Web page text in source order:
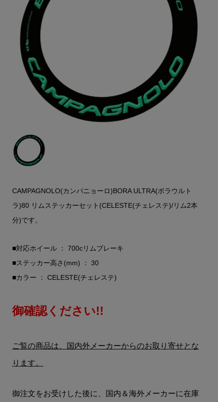
CAMPAGNOLO(カンパニョーロ)BORA ULTRA(ボラウルト
ラ)80 リムステッカーセット(CELESTE(チェレステ)/リム2本
分)です。
■対応ホイール ： 700cリムブレーキ
■ステッカー高さ(mm) ： 30
■カラー ： CELESTE(チェレステ)
御確認ください!!
ご覧の商品は、国内外メーカーからのお取り寄せとな
ります。
御注文をお受けした後に、国内＆海外メーカーに在庫